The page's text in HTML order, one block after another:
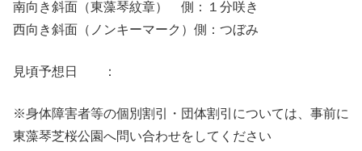
南向き斜面（東藻琴紋章） 側：１分咲き
西向き斜面（ノンキーマーク）側：つぼみ
見頃予想日 ：
※身体障害者等の個別割引・団体割引については、事前に
東藻琴芝桜公園へ問い合わせをしてください